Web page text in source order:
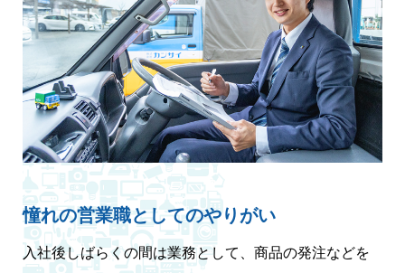
憧れの営業職としてのやりがい
入社後しばらくの間は業務として、商品の発注などを